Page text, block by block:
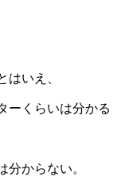
はいえ、
ーくらいは分かる
分からない。